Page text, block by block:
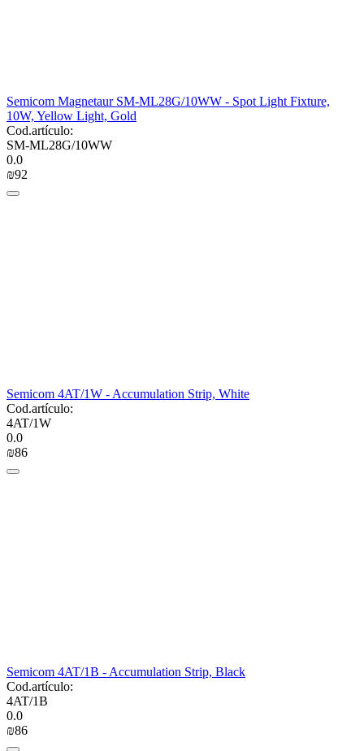
Semicom Magnetaur SM-ML28G/10WW - Spot Light Fixture,
10W, Yellow Light, Gold
Cod.artículo:
SM-ML28G/10WW
0.0
₪‍92‍
Semicom 4AT/1W - Accumulation Strip, White
Cod.artículo:
4AT/1W
0.0
₪‍86‍
Semicom 4AT/1B - Accumulation Strip, Black
Cod.artículo:
4AT/1B
0.0
₪‍86‍